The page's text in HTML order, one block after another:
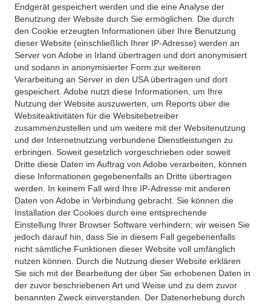
Endgerät gespeichert werden und die eine Analyse der
Benutzung der Website durch Sie ermöglichen. Die durch
den Cookie erzeugten Informationen über Ihre Benutzung
dieser Website (einschließlich Ihrer IP-Adresse) werden an
Server von Adobe in Irland übertragen und dort anonymisiert
und sodann in anonymisierter Form zur weiteren
Verarbeitung an Server in den USA übertragen und dort
gespeichert. Adobe nutzt diese Informationen, um Ihre
Nutzung der Website auszuwerten, um Reports über die
Websiteaktivitäten für die Websitebetreiber
zusammenzustellen und um weitere mit der Websitenutzung
und der Internetnutzung verbundene Dienstleistungen zu
erbringen. Soweit gesetzlich vorgeschrieben oder soweit
Dritte diese Daten im Auftrag von Adobe verarbeiten, können
diese Informationen gegebenenfalls an Dritte übertragen
werden. In keinem Fall wird Ihre IP-Adresse mit anderen
Daten von Adobe in Verbindung gebracht. Sie können die
Installation der Cookies durch eine entsprechende
Einstellung Ihrer Browser Software verhindern; wir weisen Sie
jedoch darauf hin, dass Sie in diesem Fall gegebenenfalls
nicht sämtliche Funktionen dieser Website voll umfänglich
nutzen können. Durch die Nutzung dieser Website erklären
Sie sich mit der Bearbeitung der über Sie erhobenen Daten in
der zuvor beschriebenen Art und Weise und zu dem zuvor
benannten Zweck einverstanden. Der Datenerhebung durch